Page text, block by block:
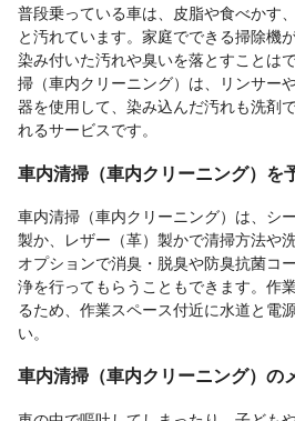
普段乗っている車は、皮脂や食べかす
と汚れています。家庭でできる掃除機
染み付いた汚れや臭いを落とすことは
掃（車内クリーニング）は、リンサー
器を使用して、染み込んだ汚れも洗剤
れるサービスです。
車内清掃（車内クリーニング）を
車内清掃（車内クリーニング）は、シ
製か、レザー（革）製かで清掃方法や
オプションで消臭・脱臭や防臭抗菌コ
浄を行ってもらうこともできます。作
るため、作業スペース付近に水道と電
い。
車内清掃（車内クリーニング）の